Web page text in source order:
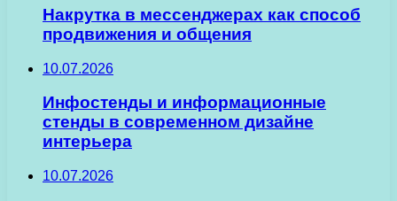
Накрутка в мессенджерах как способ
продвижения и общения
10.07.2026
Инфостенды и информационные
стенды в современном дизайне
интерьера
10.07.2026